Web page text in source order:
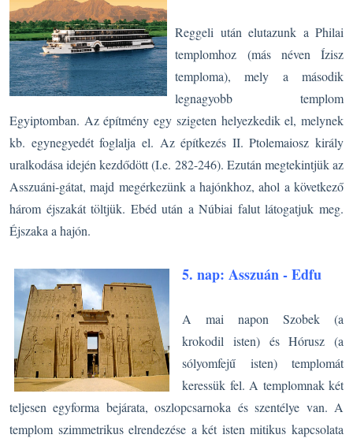
Reggeli után elutazunk a Philai
templomhoz (más néven Ízisz
temploma), mely a második
legnagyobb templom
Egyiptomban. Az építmény egy szigeten helyezkedik el, melynek
kb. egynegyedét foglalja el. Az építkezés II. Ptolemaiosz király
uralkodása idején kezdődött (I.e. 282-246). Ezután megtekintjük az
Asszuáni-gátat, majd megérkezünk a hajónkhoz, ahol a következő
három éjszakát töltjük. Ebéd után a Núbiai falut látogatjuk meg.
Éjszaka a hajón.
5. nap: Asszuán - Edfu
A mai napon Szobek (a
krokodil isten) és Hórusz (a
sólyomfejű isten) templomát
keressük fel. A templomnak két
teljesen egyforma bejárata, oszlopcsarnoka és szentélye van. A
templom szimmetrikus elrendezése a két isten mitikus kapcsolata